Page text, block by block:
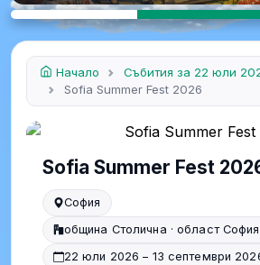
Начало
Събития за 22 юли
Sofia Summer Fest 2026
Sofia Summer Fest
София
община Столична · област
22 юли 2026 – 13 септември